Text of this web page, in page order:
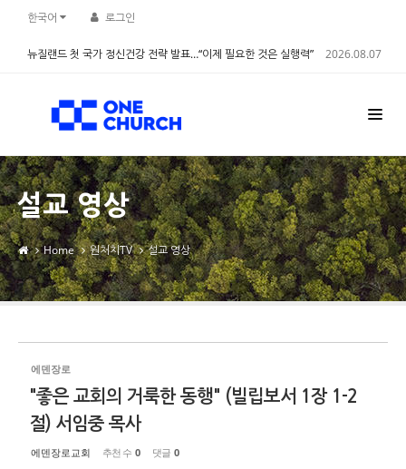
한국어 로그인
뉴질랜드 첫 국가 정신건강 전략 발표…“이제 필요한 것은 실행력” 2026.08.07
설교 영상
Home 원처치TV 설교 영상
에덴장로
"좋은 교회의 거룩한 동행" (빌립보서 1장 1-2
절) 서임중 목사
에덴장로교회 추천 수 0 댓글 0
Sketchbook5, 스케치북5